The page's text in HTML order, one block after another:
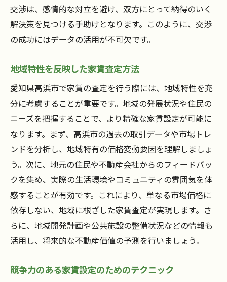
賃貸者のニーズを捉えた提案方法
柔軟性を持った交渉スタイルの導入
家賃管理の長期的視点を考慮した計画
契約までのプロセス管理のポイント
住民ニーズを捉えた家賃管理で交渉を円滑に進
める
住民フィードバックを反映した家賃設定
住民満足度向上のための家賃管理
柔軟な対応が生む住民との信頼関係
住民のライフスタイルに適した家賃プラン
住民の声を反映するための方法
入居者維持のための家賃管理戦略
家賃管理を通じて信頼を得る高浜市での交渉例
信頼を築いた成功例の紹介
信頼構築に至ったプロセスの分析
交渉は、感情的な対立を避け、双方にとって納得のいく
解決策を見つける手助けとなります。このように、交渉
の成功にはデータの活用が不可欠です。
地域特性を反映した家賃査定方法
愛知県高浜市で家賃の査定を行う際には、地域特性を充
分に考慮することが重要です。地域の発展状況や住民の
ニーズを把握することで、より精確な家賃設定が可能に
なります。まず、高浜市の過去の取引データや市場トレ
ンドを分析し、地域特有の価格変動要因を理解しましょ
う。次に、地元の住民や不動産会社からのフィードバッ
クを集め、実際の生活環境やコミュニティの雰囲気を体
感することが有効です。これにより、単なる市場価格に
依存しない、地域に根ざした家賃査定が実現します。さ
らに、地域開発計画や公共施設の整備状況などの情報も
活用し、将来的な不動産価値の予測を行いましょう。
競争力のある家賃設定のためのテクニック